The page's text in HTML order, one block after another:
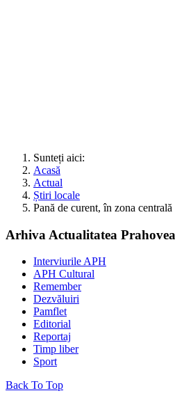
Sunteți aici:
Acasă
Actual
Știri locale
Pană de curent, în zona
Arhiva Actualitatea
Interviurile APH
APH Cultural
Remember
Dezvăluiri
Pamflet
Editorial
Reportaj
Timp liber
Sport
Back To Top